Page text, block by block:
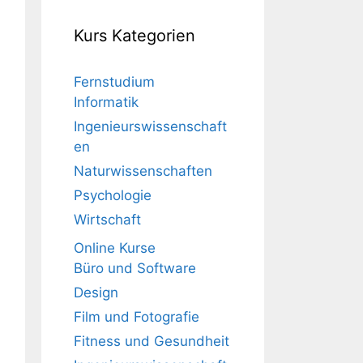
Kurs Kategorien
Fernstudium
Informatik
Ingenieurswissenschaft
en
Naturwissenschaften
Psychologie
Wirtschaft
Online Kurse
Büro und Software
Design
Film und Fotografie
Fitness und Gesundheit